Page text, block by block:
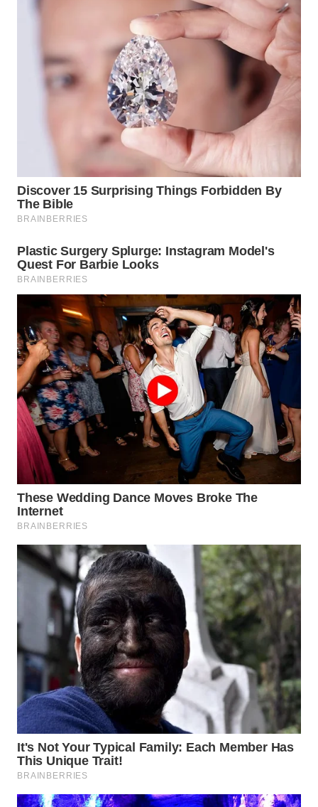
TANI
WAHANA
WAHANA
KONSUMEN
WAHANA
LISTRIK
WAHANA
TRAVEL
WAHANA
TV
WAHANANEWS
ID
WAHANANEWS
CO ID
WAHANANEWS
NET
WAHANA
SPORT
WAHANA
UMKM
WAHANA
SELEB
WAHANA
PERSONA
WAHANA
OTOMOTIF